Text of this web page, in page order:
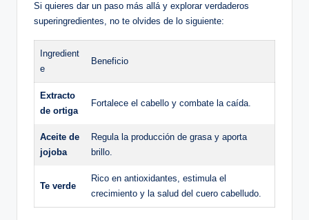
Si quieres dar un paso más allá y explorar verdaderos
superingredientes, no te olvides de lo siguiente:
Ingredient
e
Beneficio
Extracto
de ortiga
Fortalece el cabello y combate la caída.
Aceite de
jojoba
Regula la producción de grasa y aporta
brillo.
Te verde
Rico en antioxidantes, estimula el
crecimiento y la salud del cuero cabelludo.